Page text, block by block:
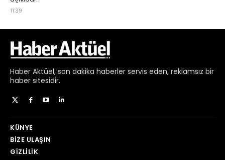
Haber Aktüel, son dakika haberler servis eden, reklamsız bir
haber sitesidir.
KÜNYE
BIZE ULAŞIN
GIZLILIK